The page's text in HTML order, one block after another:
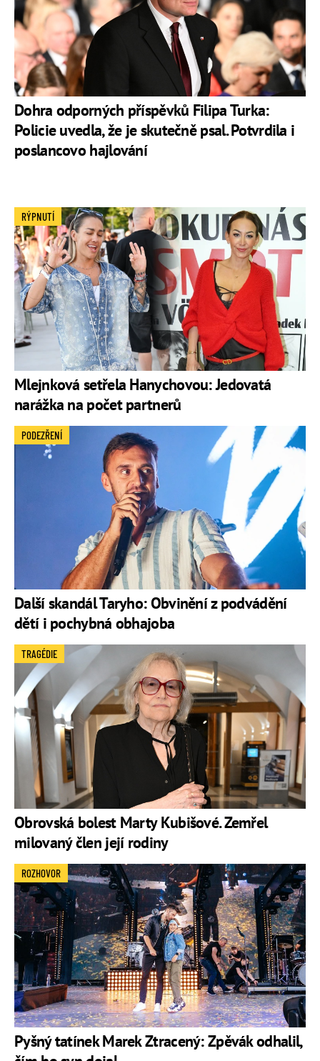
Dohra odporných příspěvků Filipa Turka:
Policie uvedla, že je skutečně psal. Potvrdila i
poslancovo hajlování
Mlejnková setřela Hanychovou: Jedovatá
narážka na počet partnerů
RÝPNUTÍ
Další skandál Taryho: Obvinění z podvádění
dětí i pochybná obhajoba
PODEZŘENÍ
Obrovská bolest Marty Kubišové. Zemřel
milovaný člen její rodiny
TRAGÉDIE
Pyšný tatínek Marek Ztracený: Zpěvák odhalil,
ROZHOVOR